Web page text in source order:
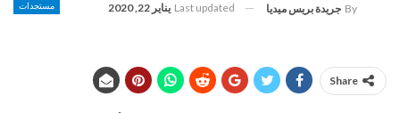
مستجدات By جريدة بريس ميديا Last updated يناير 22, 2020
Share